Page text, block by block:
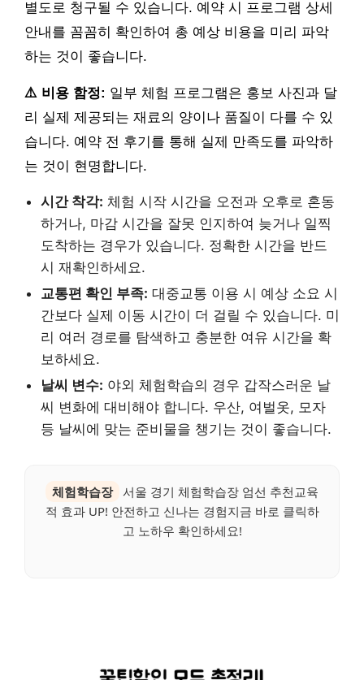
별도로 청구될 수 있습니다. 예약 시 프로그램 상세
안내를 꼼꼼히 확인하여 총 예상 비용을 미리 파악
하는 것이 좋습니다.
⚠️ 비용 함정: 일부 체험 프로그램은 홍보 사진과 달
리 실제 제공되는 재료의 양이나 품질이 다를 수 있
습니다. 예약 전 후기를 통해 실제 만족도를 파악하
는 것이 현명합니다.
시간 착각: 체험 시작 시간을 오전과 오후로 혼동
하거나, 마감 시간을 잘못 인지하여 늦거나 일찍
도착하는 경우가 있습니다. 정확한 시간을 반드
시 재확인하세요.
교통편 확인 부족: 대중교통 이용 시 예상 소요 시
간보다 실제 이동 시간이 더 걸릴 수 있습니다. 미
리 여러 경로를 탐색하고 충분한 여유 시간을 확
보하세요.
날씨 변수: 야외 체험학습의 경우 갑작스러운 날
씨 변화에 대비해야 합니다. 우산, 여벌옷, 모자
등 날씨에 맞는 준비물을 챙기는 것이 좋습니다.
체험학습장 서울 경기 체험학습장 엄선 추천교육
적 효과 UP! 안전하고 신나는 경험지금 바로 클릭하
고 노하우 확인하세요!